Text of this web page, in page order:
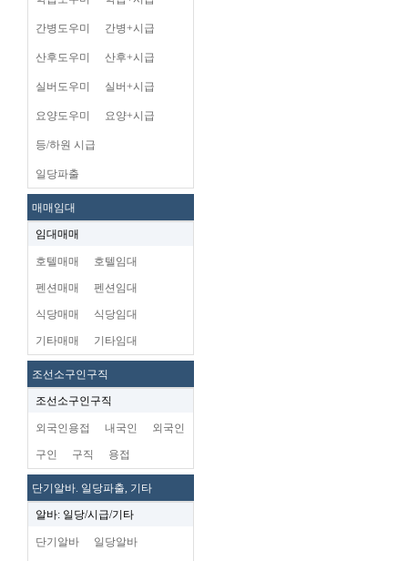
간병도우미 간병+시급
산후도우미 산후+시급
실버도우미 실버+시급
요양도우미 요양+시급
등/하원 시급
일당파출
매매임대
임대매매
호텔매매 호텔임대
펜션매매 펜션임대
식당매매 식당임대
기타매매 기타임대
조선소구인구직
조선소구인구직
외국인용접 내국인 외국인
구인 구직 용접
단기알바. 일당파출, 기타
알바: 일당/시급/기타
단기알바 일당알바